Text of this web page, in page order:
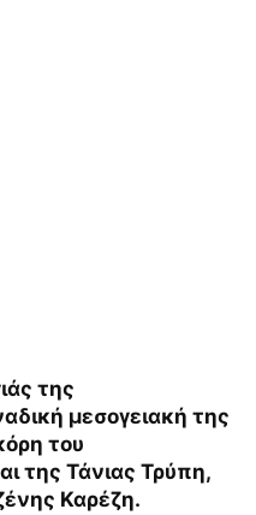
της
μεσογειακή της
του
της Τάνιας Τρύπη,
Καρέζη.